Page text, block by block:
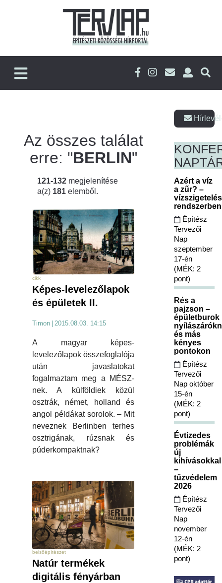
Az összes találat
erre: "BERLIN"
121-132 megjelenítése
a(z) 181 elemből.
cikk
Képes-levelezőlapok
és épületek II.
Timon 2015.08.03. 14:15
A magyar képes-
levelezőlapok összefoglalója
után javaslatokat
fogalmaztam meg a MÉSZ-
nek. A külföldiek közül
osztrák, német, holland és
angol példákat sorolok. – Mit
neveznek Berlinben terhes
osztrigának, rúzsnak és
púderkompaktnak?
belsőépítészet
Natúr termékek
digitális fényárban
Azért a víz
a zűr? –
Építész
Tervezői
Nap
szeptember
17-én
(MÉK: 2
pont)
Rés a
pajzson –
épületburok
és más
kényes
pontokon
Építész
Tervezői
Nap október
15-én
(MÉK: 2
pont)
Évtizedes
problémák
új
kihívásokkal
–
tűzvédelem
2026
Építész
Tervezői
Nap
november
12-én
(MÉK: 2
pont)